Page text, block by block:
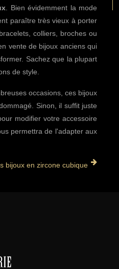
. Bien évidemment la mode
paraître très vieux à porter
colliers, broches ou
vente de bijoux anciens qui
Sachez que la plupart
de style.
occasions, ces bijoux
Sinon, il suffit juste
modifier votre accessoire
permettra de l'adapter aux
bijoux en zircone cubique